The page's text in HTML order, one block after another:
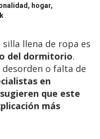
hogar,
llena de ropa es
del dormitorio.
desorden o falta de
en
que este
más